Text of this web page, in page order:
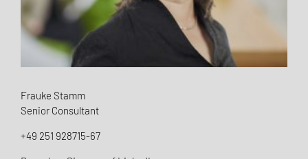
Frauke Stamm
Senior Consultant
+49 251 928715-67